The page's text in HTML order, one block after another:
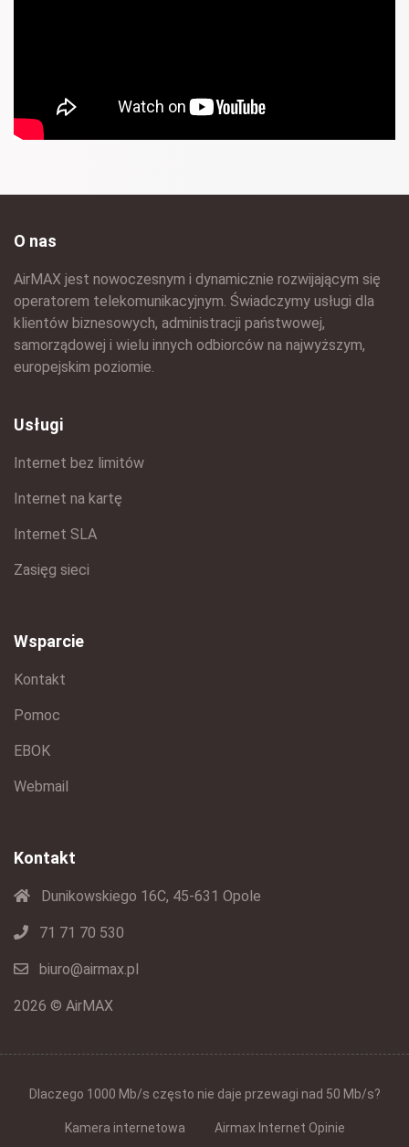
O nas
AirMAX jest nowoczesnym i dynamicznie rozwijającym się
operatorem telekomunikacyjnym. Świadczymy usługi dla
klientów biznesowych, administracji państwowej,
samorządowej i wielu innych odbiorców na najwyższym,
europejskim poziomie.
Usługi
Internet bez limitów
Internet na kartę
Internet SLA
Zasięg sieci
Wsparcie
Kontakt
Pomoc
EBOK
Webmail
Kontakt
Dunikowskiego 16C, 45-631 Opole
71 71 70 530
biuro@airmax.pl
2026 © AirMAX
Dlaczego 1000 Mb/s często nie daje przewagi nad 50 Mb/s?
Kamera internetowa Airmax Internet Opinie